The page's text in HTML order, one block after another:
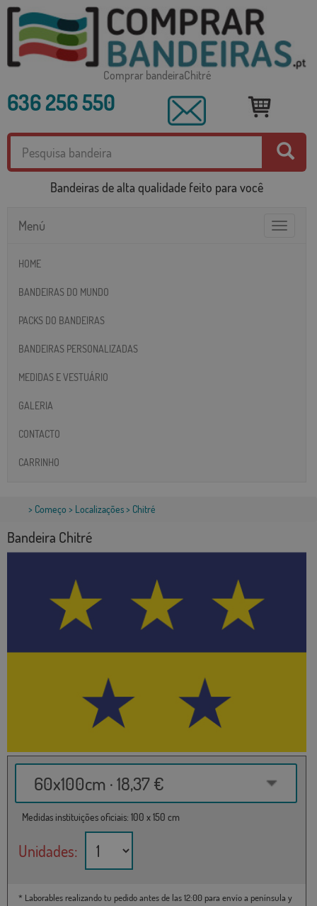
Comprar bandeiraChitré
636 256 550
Bandeiras de alta qualidade feito para você
Toggle
Menú
HOME
BANDEIRAS DO MUNDO
PACKS DO BANDEIRAS
BANDEIRAS PERSONALIZADAS
MEDIDAS E VESTUÁRIO
GALERIA
CONTACTO
CARRINHO
> Começo > Localizações> Chitré
Bandeira Chitré
60x100cm · 18,37 €
Medidas instituições oficiais: 100 x 150 cm
Unidades:
* Laborables realizando tu pedido antes de las 12:00 para envío a península y